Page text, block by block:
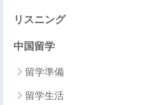
リスニング
中国留学
留学準備
留学生活